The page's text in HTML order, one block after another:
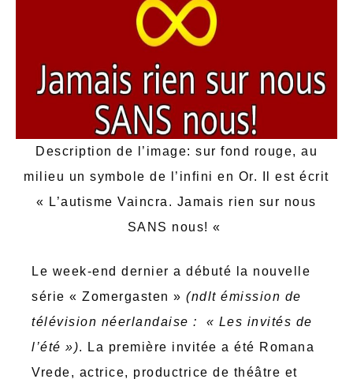
Description de l’image: sur fond rouge, au
milieu un symbole de l’infini en Or. Il est écrit
« L’autisme Vaincra. Jamais rien sur nous
SANS nous! «
Le week-end dernier a débuté la nouvelle
série « Zomergasten » (ndlt émission de
télévision néerlandaise : « Les invités de
l’été »). La première invitée a été Romana
Vrede, actrice, productrice de théâtre et